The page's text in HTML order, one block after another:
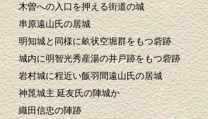
木曽への入口を押える街道の城
串原遠山氏の居城
明知城と同様に畝状空堀群をもつ砦跡
城内に明智光秀産湯の井戸跡をもつ砦跡
岩村城に程近い飯羽間遠山氏の居城
神箆城主 延友氏の陣城か
織田信忠の陣跡